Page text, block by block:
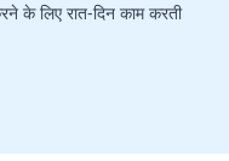
लिए रात-दिन काम करती